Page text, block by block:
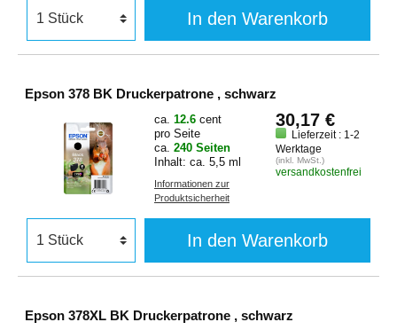
In den Warenkorb
Epson 378 BK Druckerpatrone , schwarz
ca. 12.6 cent
pro Seite
ca. 240 Seiten
Inhalt: ca. 5,5 ml
Informationen zur
Produktsicherheit
30,17 €
Lieferzeit : 1-2
Werktage
(inkl. MwSt.)
versandkostenfrei
In den Warenkorb
Epson 378XL BK Druckerpatrone , schwarz